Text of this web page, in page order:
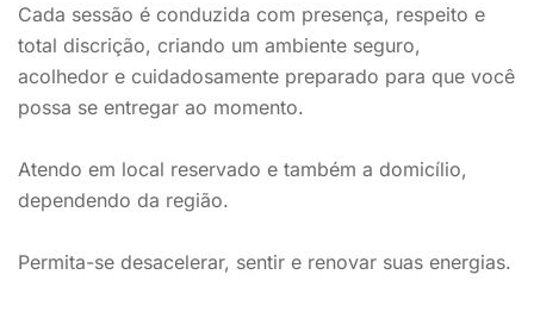
Cada sessão é conduzida com presença, respeito e
total discrição, criando um ambiente seguro,
acolhedor e cuidadosamente preparado para que você
possa se entregar ao momento.
Atendo em local reservado e também a domicílio,
dependendo da região.
Permita-se desacelerar, sentir e renovar suas energias.